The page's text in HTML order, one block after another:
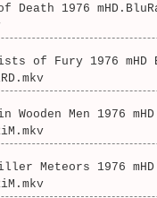
1976
of Fury 1976 mHD
Men 1976 mHD
Meteors 1976 mHD